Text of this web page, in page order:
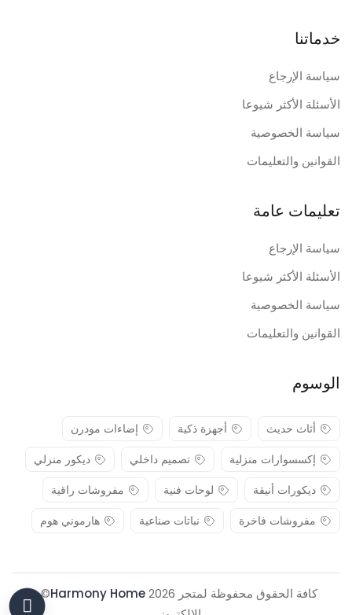
خدماتنا
سياسة الإرجاع
الأسئلة الأكثر شيوعا
سياسة الخصوصية
القوانين والتعليمات
تعليمات عامة
سياسة الإرجاع
الأسئلة الأكثر شيوعا
سياسة الخصوصية
القوانين والتعليمات
الوسوم
أثاث حديث أجهزة ذكية
إضاءات مودرن
إكسسوارات منزلية
تصميم داخلي
ديكور منزلي
ديكورات أنيقة
لوحات فنية
مفروشات راقية
مفروشات فاخرة
نباتات صناعية هارموني هوم
كافة الحقوق محفوظة لمتجر 2026 Harmony Home
© .